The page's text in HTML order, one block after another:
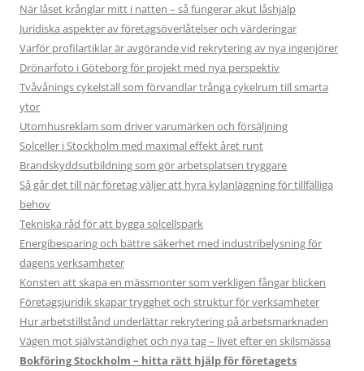
När låset krånglar mitt i natten – så fungerar akut låshjälp
Juridiska aspekter av företagsöverlåtelser och värderingar
Varför profilartiklar är avgörande vid rekrytering av nya ingenjörer
Drönarfoto i Göteborg för projekt med nya perspektiv
Tvåvånings cykelställ som förvandlar trånga cykelrum till smarta
ytor
Utomhusreklam som driver varumärken och försäljning
Solceller i Stockholm med maximal effekt året runt
Brandskyddsutbildning som gör arbetsplatsen tryggare
Så går det till när företag väljer att hyra kylanläggning för tillfälliga
behov
Tekniska råd för att bygga solcellspark
Energibesparing och bättre säkerhet med industribelysning för
dagens verksamheter
Konsten att skapa en mässmonter som verkligen fångar blicken
Företagsjuridik skapar trygghet och struktur för verksamheter
Hur arbetstillstånd underlättar rekrytering på arbetsmarknaden
Vägen mot självständighet och nya tag – livet efter en skilsmässa
Bokföring Stockholm – hitta rätt hjälp för företagets